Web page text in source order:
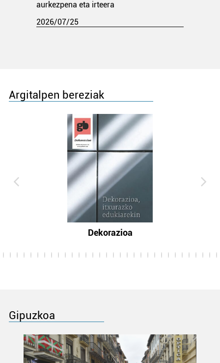
aurkezpena eta irteera
2026/07/25
Argitalpen bereziak
Dekorazioa
Gipuzkoa